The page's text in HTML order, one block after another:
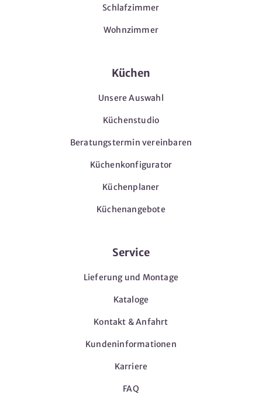
Schlafzimmer
Wohnzimmer
Küchen
Unsere Auswahl
Küchenstudio
Beratungstermin vereinbaren
Küchenkonfigurator
Küchenplaner
Küchenangebote
Service
Lieferung und Montage
Kataloge
Kontakt & Anfahrt
Kundeninformationen
Karriere
FAQ